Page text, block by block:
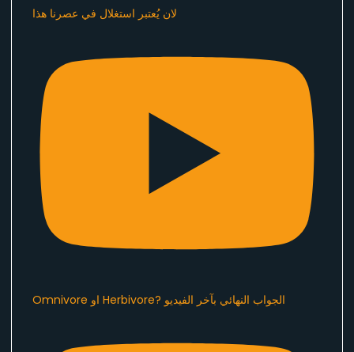
Omnivore او Herbivore? الجواب النهائي بآخر الفيديو